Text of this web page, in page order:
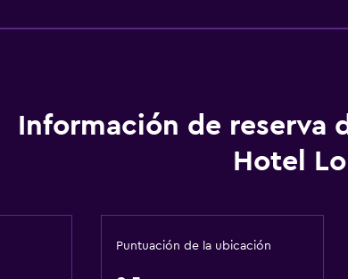
Información de reserva
Hotel
Puntuación de la ubicación